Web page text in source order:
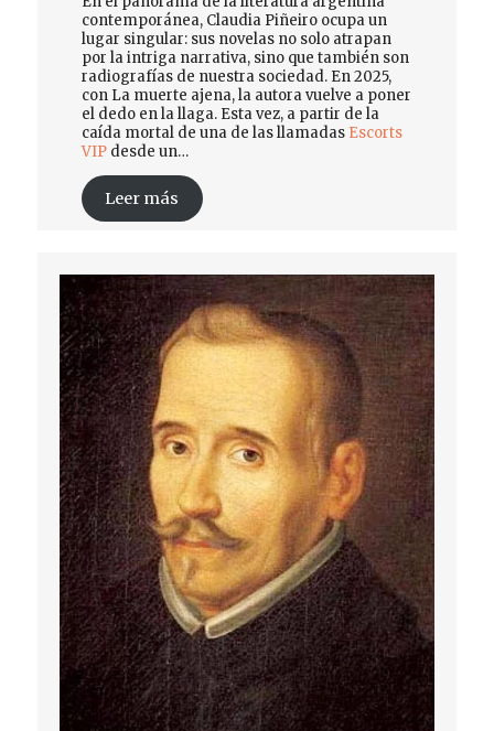
contemporánea, Claudia Piñeiro ocupa un
lugar singular: sus novelas no solo atrapan
por la intriga narrativa, sino que también son
radiografías de nuestra sociedad. En 2025,
con La muerte ajena, la autora vuelve a poner
el dedo en la llaga. Esta vez, a partir de la
caída mortal de una de las llamadas Escorts
VIPdesde un…
Leer más